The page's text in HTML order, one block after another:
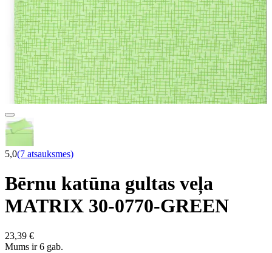
5,0(7 atsauksmes)
Bērnu katūna gultas veļa
MATRIX 30-0770-GREEN
23,39 €
Mums ir 6 gab.